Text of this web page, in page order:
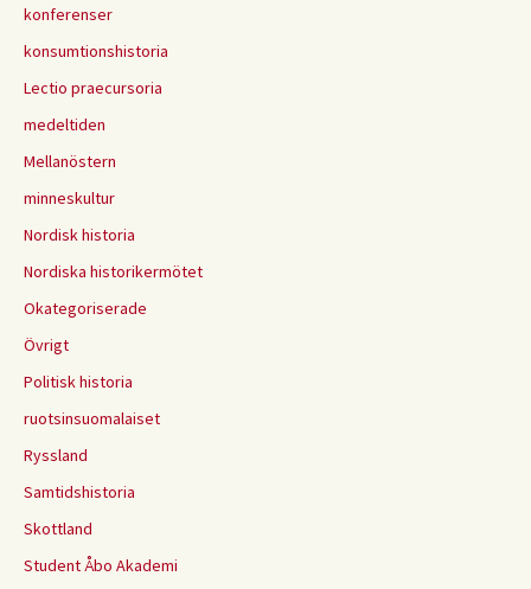
konferenser
konsumtionshistoria
Lectio praecursoria
medeltiden
Mellanöstern
minneskultur
Nordisk historia
Nordiska historikermötet
Okategoriserade
Övrigt
Politisk historia
ruotsinsuomalaiset
Ryssland
Samtidshistoria
Skottland
Student Åbo Akademi